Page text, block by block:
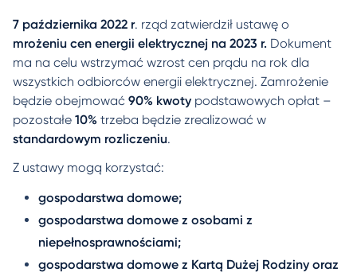
7 października 2022 r. rząd zatwierdził ustawę o
mrożeniu cen energii elektrycznej na 2023 r. Dokument
ma na celu wstrzymać wzrost cen prądu na rok dla
wszystkich odbiorców energii elektrycznej. Zamrożenie
będzie obejmować 90% kwoty podstawowych opłat –
pozostałe 10% trzeba będzie zrealizować w
standardowym rozliczeniu.
Z ustawy mogą korzystać:
gospodarstwa domowe;
gospodarstwa domowe z osobami z
niepełnosprawnościami;
gospodarstwa domowe z Kartą Dużej Rodziny oraz